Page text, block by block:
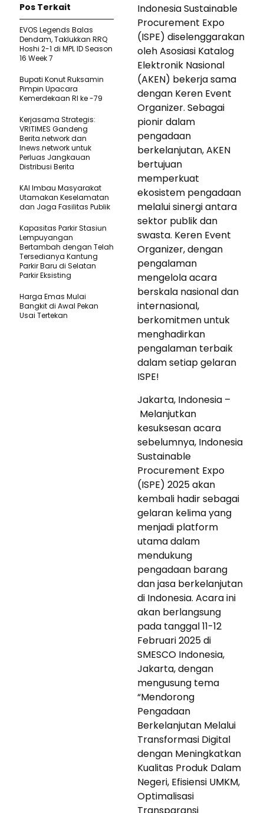
Indonesia Sustainable
Procurement Expo
(ISPE) diselenggarakan
oleh Asosiasi Katalog
Elektronik Nasional
(AKEN) bekerja sama
dengan Keren Event
Organizer. Sebagai
pionir dalam
pengadaan
berkelanjutan, AKEN
bertujuan
memperkuat
ekosistem pengadaan
melalui sinergi antara
sektor publik dan
swasta. Keren Event
Organizer, dengan
pengalaman
mengelola acara
berskala nasional dan
internasional,
berkomitmen untuk
menghadirkan
pengalaman terbaik
dalam setiap gelaran
ISPE!
Jakarta, Indonesia –
Melanjutkan
kesuksesan acara
sebelumnya, Indonesia
Sustainable
Procurement Expo
(ISPE) 2025 akan
kembali hadir sebagai
gelaran kelima yang
menjadi platform
utama dalam
mendukung
pengadaan barang
dan jasa berkelanjutan
di Indonesia. Acara ini
akan berlangsung
pada tanggal 11-12
Februari 2025 di
SMESCO Indonesia,
Jakarta, dengan
mengusung tema
“Mendorong
Pengadaan
Berkelanjutan Melalui
Transformasi Digital
dengan Meningkatkan
Kualitas Produk Dalam
Negeri, Efisiensi UMKM,
Optimalisasi
Transparansi
Pos Terkait
EVOS Legends Balas
Dendam, Taklukkan RRQ
Hoshi 2-1 di MPL ID Season
16 Week 7
Bupati Konut Ruksamin
Pimpin Upacara
Kemerdekaan RI ke -79
Kerjasama Strategis:
VRITIMES Gandeng
Berita.network dan
Inews.network untuk
Perluas Jangkauan
Distribusi Berita
KAI Imbau Masyarakat
Utamakan Keselamatan
dan Jaga Fasilitas Publik
Kapasitas Parkir Stasiun
Lempuyangan
Bertambah dengan Telah
Tersedianya Kantung
Parkir Baru di Selatan
Parkir Eksisting
Harga Emas Mulai
Bangkit di Awal Pekan
Usai Tertekan